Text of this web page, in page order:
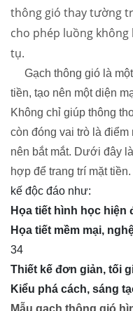
thông gió thay tường
cho phép luồng
tụ.
Gạch thông gió là
tiền, tạo nên một diện
Không chỉ giúp thông
còn đóng vai trò là điểm
nên bắt mắt. Dưới đây
hợp để trang trí mặt tiền.
kế độc đáo như:
Họa tiết hình học hiện
Họa tiết mềm mại,
34
Thiết kế đơn giản, tối
Kiểu phá cách, sáng
Mẫu gạch thông gió